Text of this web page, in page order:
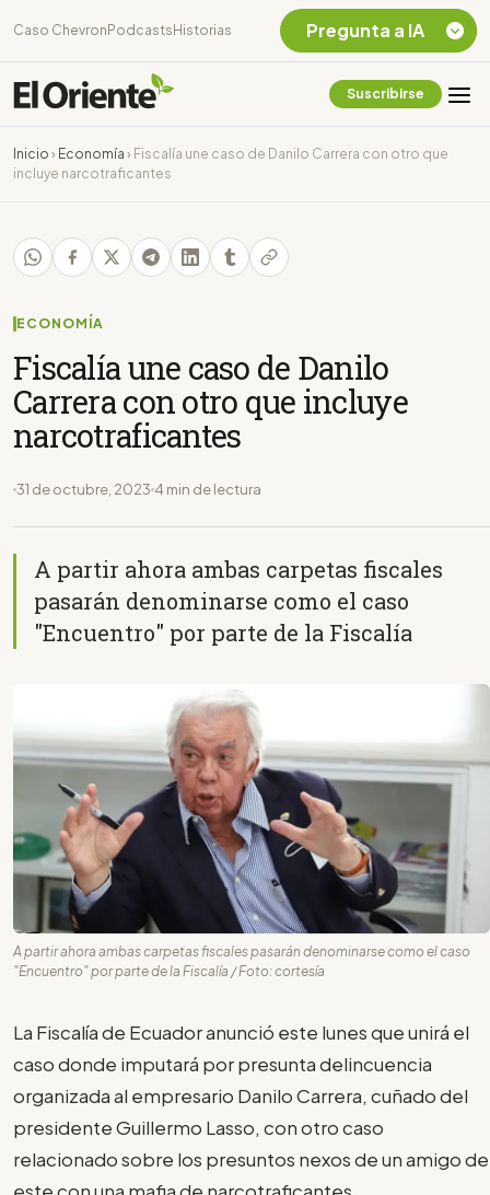
Caso Chevron Podcasts Historias
Suscribirse
Inicio › Economía › Fiscalía une caso de Danilo Carrera con otro que
incluye narcotraficantes
ECONOMÍA
Fiscalía une caso de Danilo
Carrera con otro que incluye
narcotraficantes
31 de octubre, 2023 4 min de lectura
A partir ahora ambas carpetas fiscales
pasarán denominarse como el caso
"Encuentro" por parte de la Fiscalía
A partir ahora ambas carpetas fiscales pasarán denominarse como el caso
"Encuentro" por parte de la Fiscalía / Foto: cortesía
La Fiscalía de Ecuador anunció este lunes que unirá el
caso donde imputará por presunta delincuencia
organizada al empresario Danilo Carrera, cuñado del
presidente Guillermo Lasso, con otro caso
relacionado sobre los presuntos nexos de un amigo de
Pregunta a IA
Chevron Ecuador